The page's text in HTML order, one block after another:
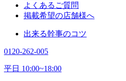
よくあるご質問
掲載希望の店舗様へ
出来る幹事のコツ
0120-262-005
平日 10:00~18:00